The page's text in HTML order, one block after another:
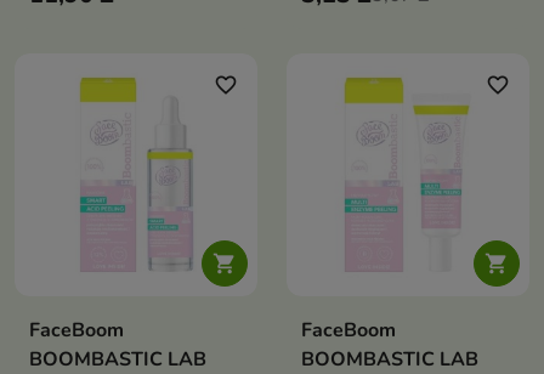

favorite_border
FaceBoom
BOOMBASTIC LAB

favorite_border
FaceBoom
BOOMBASTIC LAB